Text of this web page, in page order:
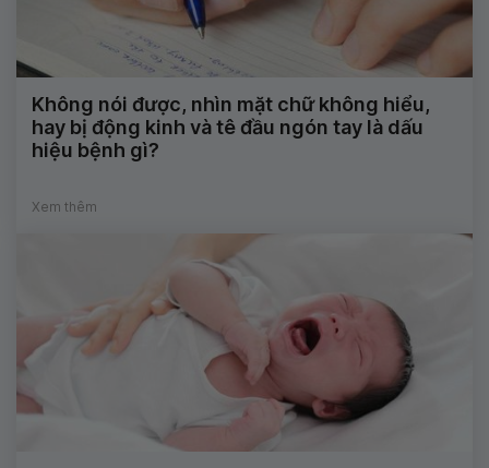
Không nói được, nhìn mặt chữ không hiểu,
hay bị động kinh và tê đầu ngón tay là dấu
hiệu bệnh gì?
Xem thêm